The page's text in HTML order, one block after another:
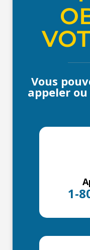
Vous
appeler
1-